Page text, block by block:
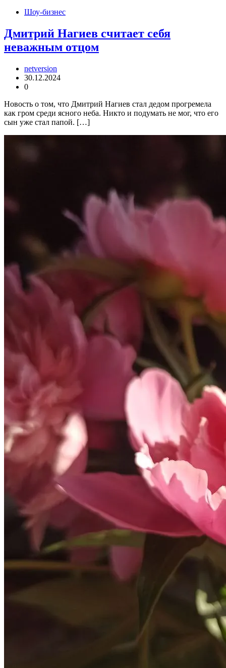
Шоу-бизнес
Дмитрий Нагиев считает себя
неважным отцом
netversion
30.12.2024
0
Новость о том, что Дмитрий Нагиев стал дедом прогремела
как гром среди ясного неба. Никто и подумать не мог, что его
сын уже стал папой. […]